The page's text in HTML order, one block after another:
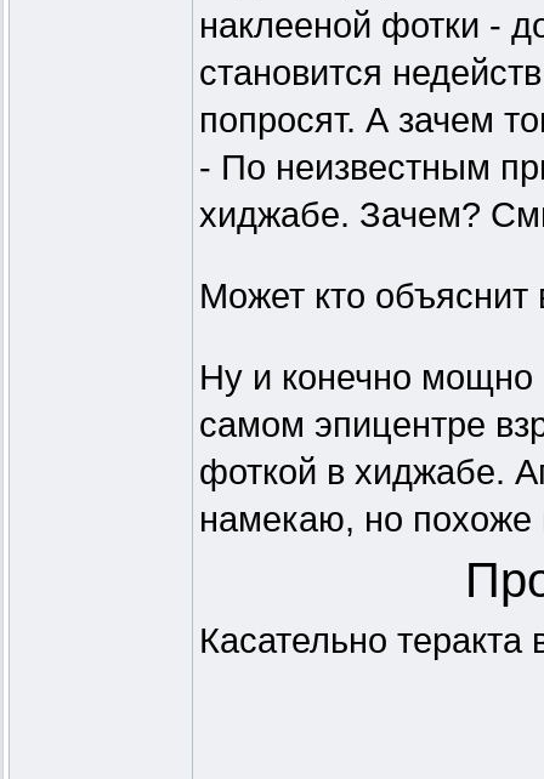
наклееной фотки -
становится
попросят. А зачем
- По неизвестным
хиджабе. Зачем?
Может кто объяснит
Ну и конечно мощно
самом эпицентре
фоткой в хиджабе.
намекаю, но похоже
Касательно теракта